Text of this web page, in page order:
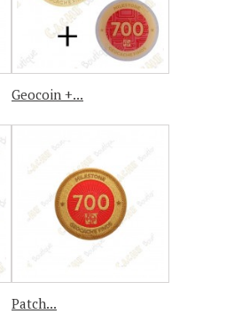
Geocoin +...
Patch...